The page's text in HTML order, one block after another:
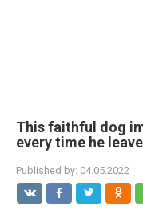
This faithful dog
every time he
Published by: 04.05.2022